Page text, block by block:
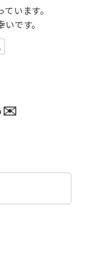
います。
です。
✉️